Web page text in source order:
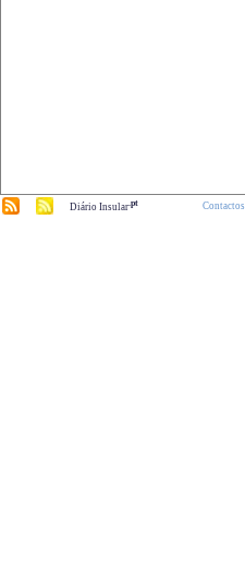
Diário Insular.pt Contactos